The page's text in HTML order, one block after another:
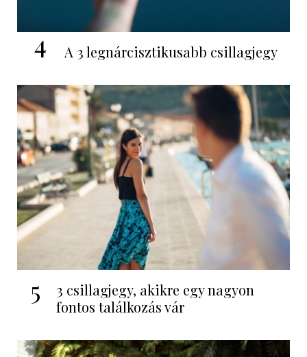
4 A 3 legnárcisztikusabb csillagjegy
5
3 csillagjegy, akikre egy nagyon
fontos találkozás vár